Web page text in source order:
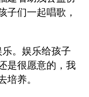
子们一起唱歌，
。娱乐给孩子
是很愿意的，我
培养。